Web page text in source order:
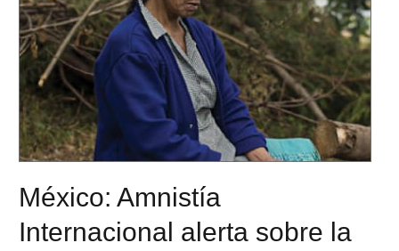
México: Amnistía
Internacional alerta sobre la